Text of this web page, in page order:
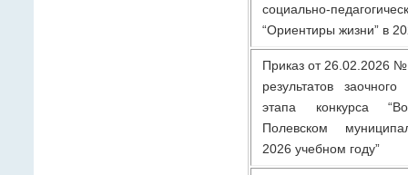
социально-
“Ориентиры жизни” в
Приказ от 26.02.2026
результатов
этапа конкурса
Полевском
2026 учебном году”